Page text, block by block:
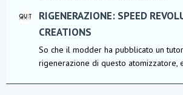
RIGENERAZIONE: SPEED
CREATIONS
So che il modder ha pubblicato un
rigenerazione di questo atomizzatore,